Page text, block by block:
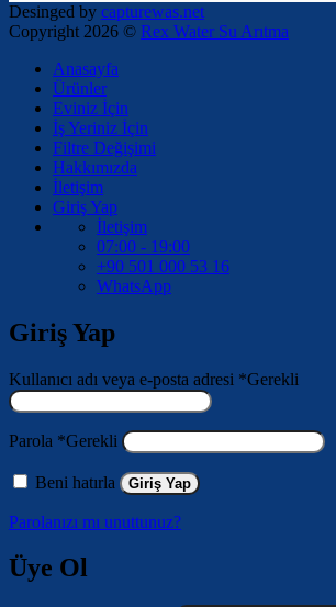
Desinged by capturewas.net
Copyright 2026 © Rex Water Su Arıtma
Anasayfa
Ürünler
Eviniz İçin
İş Yeriniz İçin
Filtre Değişimi
Hakkımızda
İletişim
Giriş Yap
İletişim
07:00 - 19:00
+90 501 000 53 16
WhatsApp
Giriş Yap
Kullanıcı adı veya e-posta adresi *Gerekli
Parola *Gerekli
Beni hatırla Giriş Yap
Parolanızı mı unuttunuz?
Üye Ol